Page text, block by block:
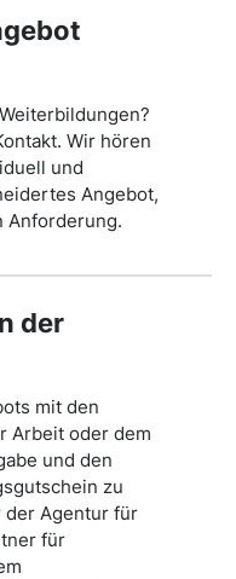
Wir hören
und
Angebot,
Anforderung.
der
mit den
Arbeit oder dem
und den
zu
der Agentur für
für